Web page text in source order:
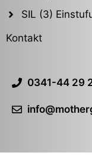
SIL (3)
Kontakt
0341-44 29